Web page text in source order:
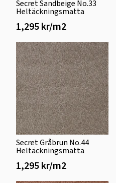
Secret Sandbeige No.33
Heltäckningsmatta
1,295 kr/m2
Secret Gråbrun No.44
Heltäckningsmatta
1,295 kr/m2